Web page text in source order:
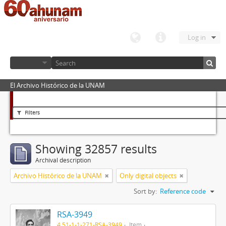
Log in
El Archivo Histórico de la UNAM
Filters
Showing 32857 results
Archival description
Archivo Histórico de la UNAM
Only digital objects
Sort by: Reference code
RSA-3949